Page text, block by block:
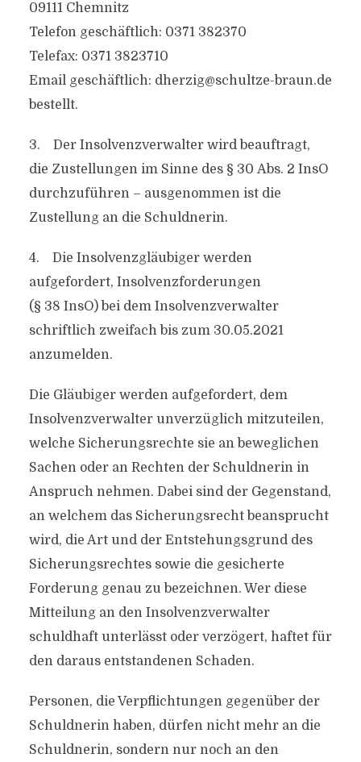
09111 Chemnitz
Telefon geschäftlich: 0371 382370
Telefax: 0371 3823710
Email geschäftlich: dherzig@schultze-braun.de
bestellt.
3. Der Insolvenzverwalter wird beauftragt,
die Zustellungen im Sinne des § 30 Abs. 2 InsO
durchzuführen – ausgenommen ist die
Zustellung an die Schuldnerin.
4. Die Insolvenzgläubiger werden
aufgefordert, Insolvenzforderungen
(§ 38 InsO) bei dem Insolvenzverwalter
schriftlich zweifach bis zum 30.05.2021
anzumelden.
Die Gläubiger werden aufgefordert, dem
Insolvenzverwalter unverzüglich mitzuteilen,
welche Sicherungsrechte sie an beweglichen
Sachen oder an Rechten der Schuldnerin in
Anspruch nehmen. Dabei sind der Gegenstand,
an welchem das Sicherungsrecht beansprucht
wird, die Art und der Entstehungsgrund des
Sicherungsrechtes sowie die gesicherte
Forderung genau zu bezeichnen. Wer diese
Mitteilung an den Insolvenzverwalter
schuldhaft unterlässt oder verzögert, haftet für
den daraus entstandenen Schaden.
Personen, die Verpflichtungen gegenüber der
Schuldnerin haben, dürfen nicht mehr an die
Schuldnerin, sondern nur noch an den